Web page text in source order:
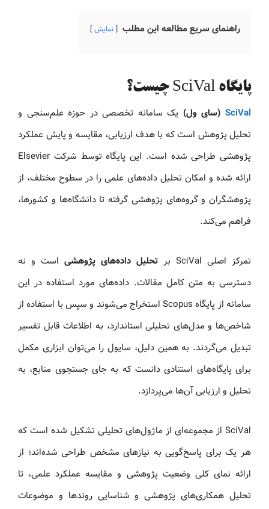
راهنمای سریع مطالعه این مطلب نمایش
پایگاه SciVal چیست؟
SciVal(سای ول) یک سامانه تخصصی در حوزه علم‌سنجی و
تحلیل پژوهش است که با هدف ارزیابی، مقایسه و پایش عملکرد
پژوهشی طراحی شده است. این پایگاه توسط شرکت Elsevier
ارائه شده و امکان تحلیل داده‌های علمی را در سطوح مختلف، از
پژوهشگران و گروه‌های پژوهشی گرفته تا دانشگاه‌ها و کشورها،
فراهم می‌کند.
تمرکز اصلی SciVal بر تحلیل داده‌های پژوهشی است و نه
دسترسی به متن کامل مقالات. داده‌های مورد استفاده در این
سامانه از پایگاه Scopus استخراج می‌شوند و سپس با استفاده از
شاخص‌ها و مدل‌های تحلیلی استاندارد، به اطلاعات قابل تفسیر
تبدیل می‌گردند. به همین دلیل، سایول را می‌توان ابزاری مکمل
برای پایگاه‌های استنادی دانست که به جای جستجوی منابع، به
تحلیل و ارزیابی آن‌ها می‌پردازد.
SciVal از مجموعه‌ای از ماژول‌های تحلیلی تشکیل شده است که
هر یک برای پاسخ‌گویی به نیازهای مشخص طراحی شده‌اند؛ از
ارائه نمای کلی وضعیت پژوهشی و مقایسه عملکرد علمی، تا
تحلیل همکاری‌های پژوهشی و شناسایی روندها و موضوعات